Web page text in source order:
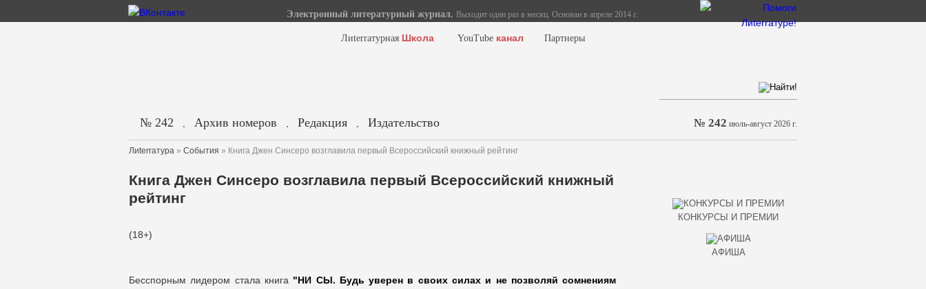
Электронный литературный журнал. Выходит один раз в месяц. Основан в апреле 2014 г.
Лиterraтурная Школа YouTube канал Партнеры
№ 242 . Архив номеров . Редакция . Издательство № 242 июль-август 2026 г.
Лиterraтура » События » Книга Джен Синсеро возглавила первый Всероссийский книжный рейтинг
Книга Джен Синсеро возглавила первый Всероссийский книжный
рейтинг
(18+)
Бесспорным лидером стала книга "НИ СЫ. Будь уверен в своих силах и не позволяй сомнениям
КОНКУРСЫ И ПРЕМИИ
АФИША